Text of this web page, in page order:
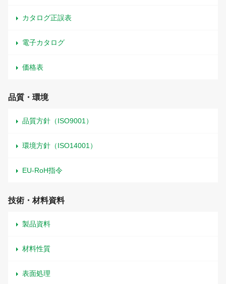
カタログ正誤表
電子カタログ
価格表
品質・環境
品質方針（ISO9001）
環境方針（ISO14001）
EU-RoH指令
技術・材料資料
製品資料
材料性質
表面処理